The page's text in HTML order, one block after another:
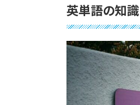
英単語の知